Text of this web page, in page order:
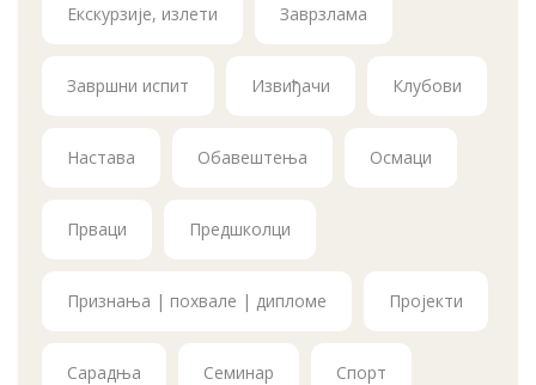
Екскурзије, излети Заврзлама
Завршни испит Извиђачи Клубови
Настава Обавештења Осмаци
Прваци Предшколци
Признања | похвале | дипломе Пројекти
Сарадња Семинар Спорт